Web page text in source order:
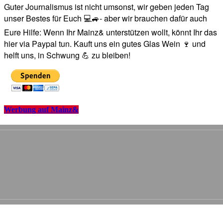
Guter Journalismus ist nicht umsonst, wir geben jeden Tag
unser Bestes für Euch 💻🚙- aber wir brauchen dafür auch
Eure Hilfe: Wenn Ihr Mainz& unterstützen wollt, könnt Ihr das
hier via Paypal tun. Kauft uns ein gutes Glas Wein 🍷 und
helft uns, in Schwung 💪 zu bleiben!
Werbung auf Mainz&